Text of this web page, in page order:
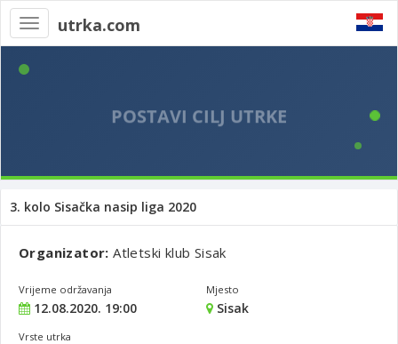
Toggle
navigation
utrka.com
3. kolo Sisačka nasip liga 2020
Organizator:Atletski klub Sisak
Vrijeme održavanja
12.08.2020. 19:00
Mjesto
Sisak
Vrste utrka